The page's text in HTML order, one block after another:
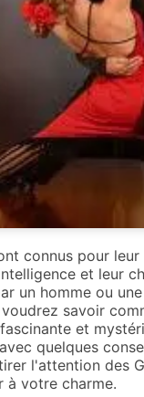
connus pour
et leur
un homme ou
savoir
et
quelques
l'attention des
à votre charme.